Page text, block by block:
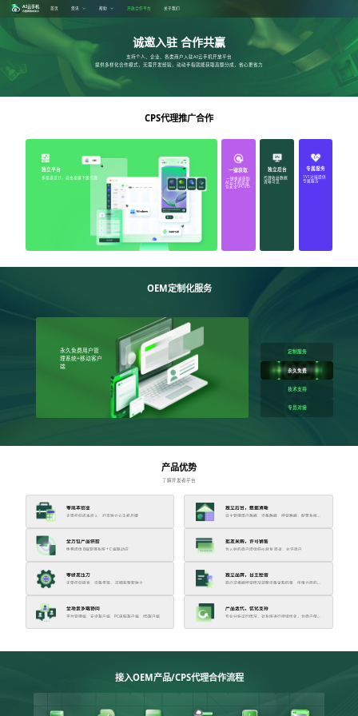
AI云手机
内置AI游戏助手
首页 资讯 帮助 开放合作平台 关于我们
诚邀入驻 合作共赢
支持个人、企业、各类商户入驻AI云手机开放平台
提供多样化合作模式，无需开发经验，动动手指就能获取高额分成，省心更省力
CPS代理推广合作
独立平台
多渠道设计，自由发展下级代理
一键获取
一键极速获取
AI云手机渠道
包安卓\PC\H5
独立后台
代理收益数据
清晰可见
专属服务
1V1对接提供
专属服务
OEM定制化服务
定制服务
永久免费
技术支持
专员对接
永久免费用户管
理系统+移动客户
端
产品优势
了解开发者平台
零成本创业
无需任何成本投入、打造独立云手机品牌
独立后台，数据清晰
自主管理用户数据、设备数据、经营数据，配置系统权
全方位产品供给
免费提供 B端管理系统 + C 端移动应
批发采购，许可销售
为入驻的商户提供低价批发 渠道，允许商户
零研发压力
无需任何研发、设备资源， 可拥有整套独立
独立品牌，自主经营
商户可根据经营情况调整设备采购的量、优惠力度的投
全场景多端协同
平台管理端、安卓客户端、PC电脑客户端、H5客户端
产品迭代，优化支持
专业分析运行情况，对系统进行持续优化，为商户保驾
接入OEM产品/CPS代理合作流程